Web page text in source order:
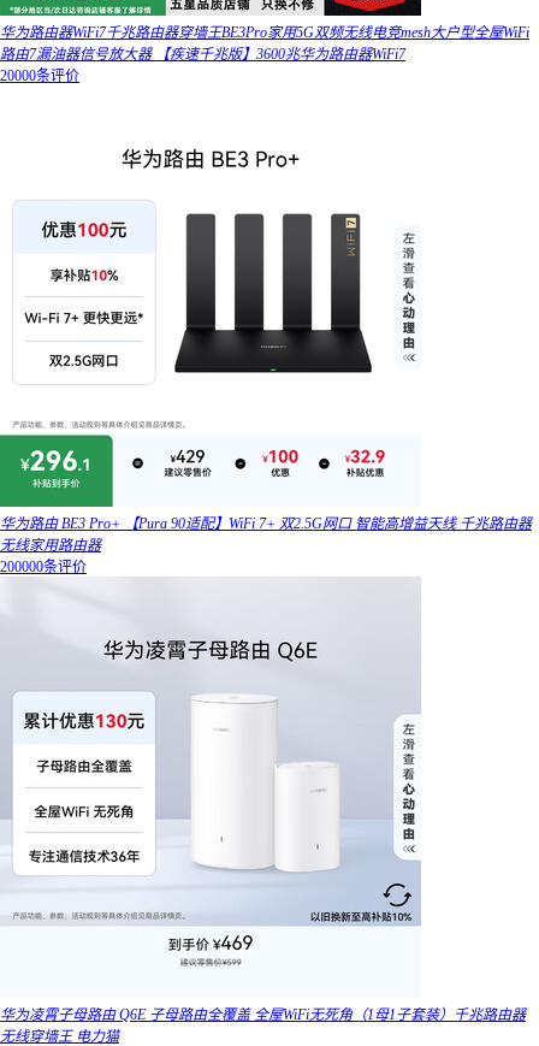
华为路由器WiFi7千兆路由器穿墙王BE3Pro家用5G双频无线电竞mesh大户型全屋WiFi
路由7漏油器信号放大器 【疾速千兆版】3600兆华为路由器WiFi7
20000条评价
华为路由 BE3 Pro+ 【Pura 90适配】WiFi 7+ 双2.5G网口 智能高增益天线 千兆路由器
无线家用路由器
200000条评价
华为凌霄子母路由 Q6E 子母路由全覆盖 全屋WiFi无死角（1母1子套装）千兆路由器
无线穿墙王 电力猫